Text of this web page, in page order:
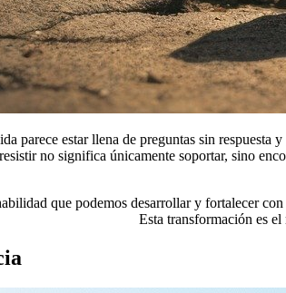
parece estar llena de preguntas sin respuesta y
no significa únicamente soportar, sino
que podemos desarrollar y fortalecer
Esta transformación es